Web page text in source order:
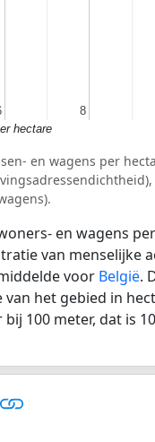
8
8
hectare
en wagens per
en wagens
van menselijke
voor België.
het gebied in
100 meter, dat is